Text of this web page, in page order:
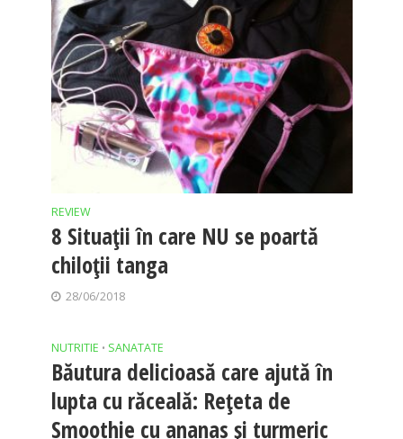
REVIEW
8 Situații în care NU se poartă
chiloții tanga
28/06/2018
NUTRITIE • SANATATE
Băutura delicioasă care ajută în
lupta cu răceală: Rețeta de
Smoothie cu ananas și turmeric